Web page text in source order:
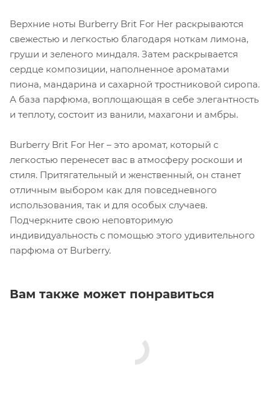
Верхние ноты Burberry Brit For Her раскрываются
свежестью и легкостью благодаря ноткам лимона,
груши и зеленого миндаля. Затем раскрывается
сердце композиции, наполненное ароматами
пиона, мандарина и сахарной тростниковой сиропа.
А база парфюма, воплощающая в себе элегантность
и теплоту, состоит из ванили, махагони и амбры.
Burberry Brit For Her – это аромат, который с
легкостью перенесет вас в атмосферу роскоши и
стиля. Притягательный и женственный, он станет
отличным выбором как для повседневного
использования, так и для особых случаев.
Подчеркните свою неповторимую
индивидуальность с помощью этого удивительного
парфюма от Burberry.
Вам также может понравиться